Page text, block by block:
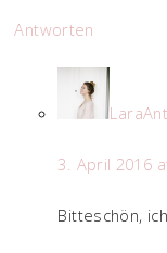
Antworten
3. April 2016
Bitteschön,